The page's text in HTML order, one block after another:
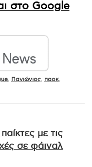
στο Google
Πανιώνιος παοκ
με τις
σε φάιναλ